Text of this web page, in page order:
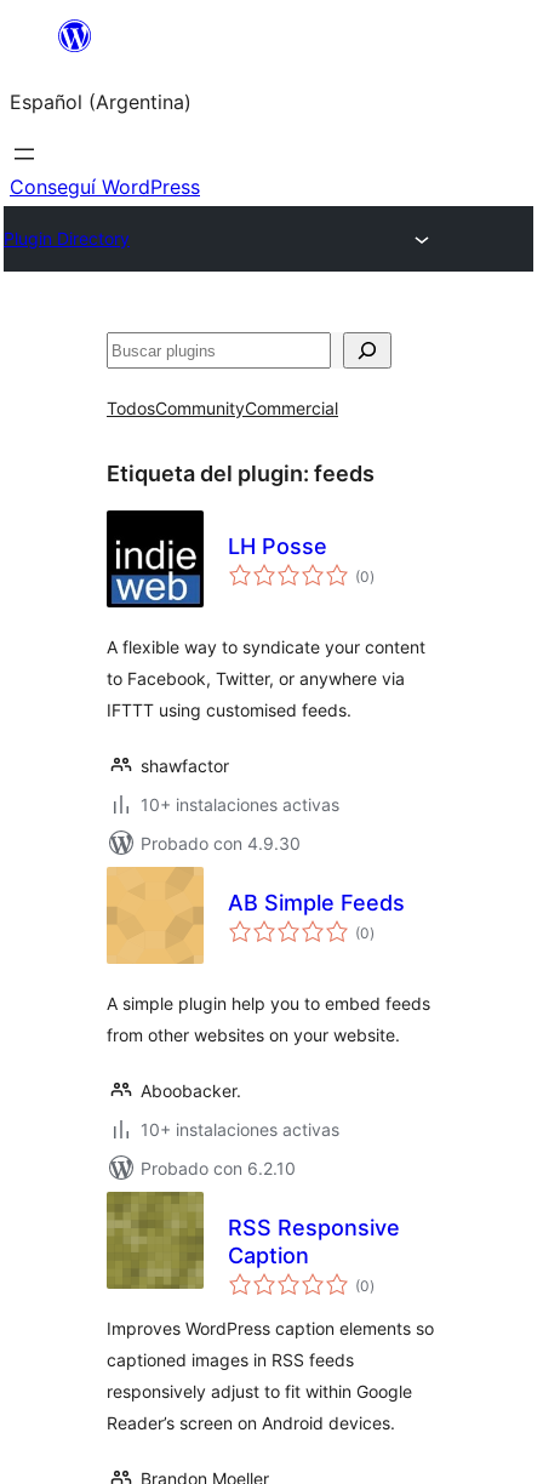
Saltar
contenido
Español (Argentina)
Conseguí WordPress
Plugin Directory
Buscar
TodosCommunityCommercial
Etiqueta del plugin: feeds
LH Posse
(0total
de
)
A flexible way to syndicate your content
to Facebook, Twitter, or anywhere via
IFTTT using customised feeds.
shawfactor
10+ instalaciones activas
Probado con 4.9.30
AB Simple Feeds
(0total
de
)
A simple plugin help you to embed feeds
from other websites on your website.
Aboobacker.
10+ instalaciones activas
Probado con 6.2.10
RSS Responsive
Caption
(0total
de
)
Improves WordPress caption elements so
captioned images in RSS feeds
responsively adjust to fit within Google
Reader’s screen on Android devices.
Brandon Moeller